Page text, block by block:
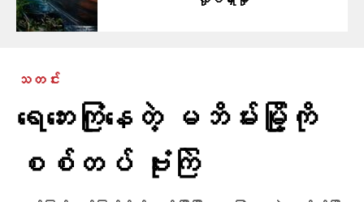
သတင်း
ရေဘေးကြုံနေတဲ့ မဘိမ်းမြို့ကို
စစ်တပ် ဗုံးကြဲ